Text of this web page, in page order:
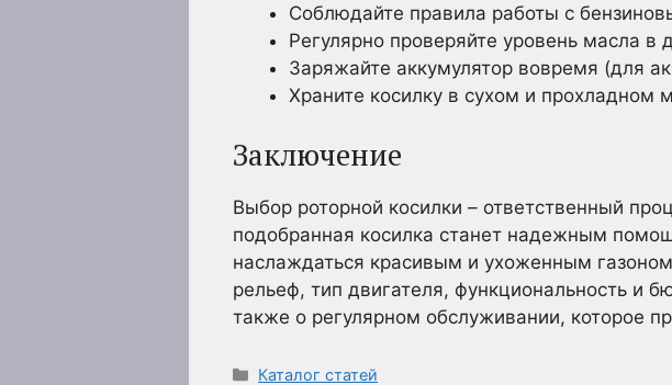
Соблюдайте правила работы с
Регулярно проверяйте уровень масла
Заряжайте аккумулятор вовремя (для
Храните косилку в сухом и прохладном
Заключение
Выбор роторной косилки – ответственный
подобранная косилка станет надежным
наслаждаться красивым и ухоженным
рельеф, тип двигателя, функциональность и
также о регулярном обслуживании, которое
Рубрики
Каталог статей